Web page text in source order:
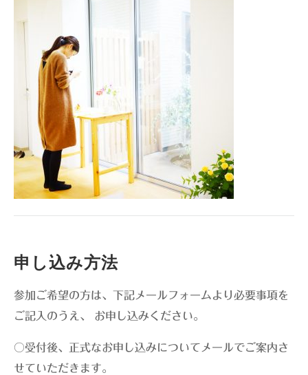
申し込み方法
参加ご希望の方は、下記メールフォームより必要事項を
ご記入のうえ、 お申し込みください。
○受付後、正式なお申し込みについてメールでご案内さ
せていただきます。